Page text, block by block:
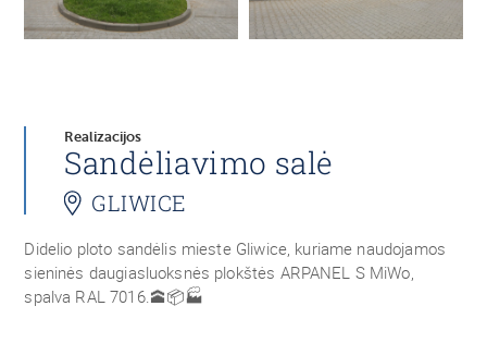
Realizacijos
Sandėliavimo salė
GLIWICE
Didelio ploto sandėlis mieste Gliwice, kuriame naudojamos
sieninės daugiasluoksnės plokštės ARPANEL S MiWo,
spalva RAL 7016.🕋📦🏭